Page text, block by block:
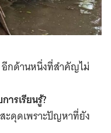
อีกด้านหนึ่งที่สำคัญไม่
ารเรียนรู้?
ะดุดเพราะปัญหาที่ยัง